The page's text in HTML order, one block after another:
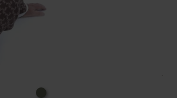
Tageskasse; Kartenzahlung ist
wird empfohlen, unter 02257-4414
1.de zu reservieren.
die erst am Tag der
können möglicherweise
werden.